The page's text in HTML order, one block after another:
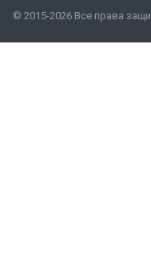
© 2015-2026 Все права